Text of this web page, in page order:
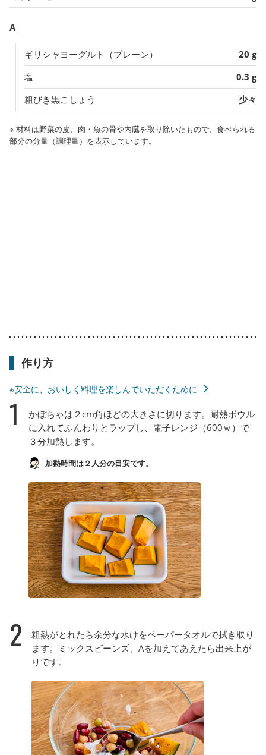
A
ギリシャヨーグルト（プレーン）
20 g
塩
0.3 g
粗びき黒こしょう
少々
※ 材料は野菜の皮、肉・魚の骨や内臓を取り除いたもので、食べられる
部分の分量（調理量）を表示しています。
作り方
※安全に、おいしく料理を楽しんでいただくために
1
かぼちゃは２cm角ほどの大きさに切ります。耐熱ボウル
に入れてふんわりとラップし、電子レンジ（600ｗ）で
３分加熱します。
加熱時間は２人分の目安です。
2
粗熱がとれたら余分な水けをペーパータオルで拭き取り
ます。ミックスビーンズ、Aを加えてあえたら出来上が
りです。